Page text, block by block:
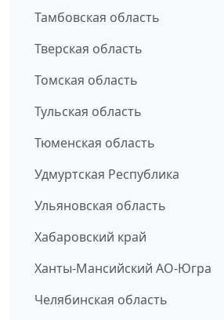
Тамбовская область
Тверская область
Томская область
Тульская область
Тюменская область
Удмуртская Республика
Ульяновская область
Хабаровский край
Ханты-Мансийский АО-Югра
Челябинская область